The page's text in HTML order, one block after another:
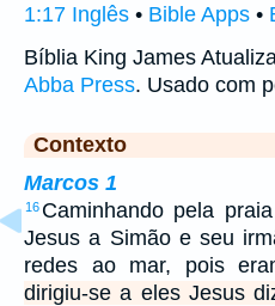
1:17 Inglês • Bible Apps •
Bíblia King James
Abba Press. Usado com
Contexto
Marcos 1
16 Caminhando pela
Jesus a Simão e seu
redes ao mar, pois
dirigiu-se a eles Jesus